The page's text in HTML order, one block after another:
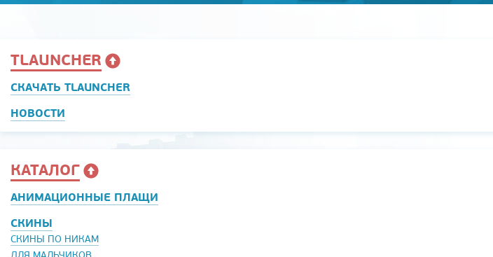
TLAUNCHER
СКАЧАТЬ TLAUNCHER
НОВОСТИ
КАТАЛОГ
АНИМАЦИОННЫЕ ПЛАЩИ
СКИНЫ
СКИНЫ ПО НИКАМ